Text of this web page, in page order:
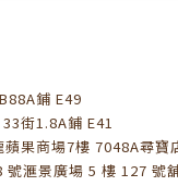
鋪 E49
街1.8A鋪 E41
果商場7樓 7048A尋寶
號滙景廣場 5 樓 127 號